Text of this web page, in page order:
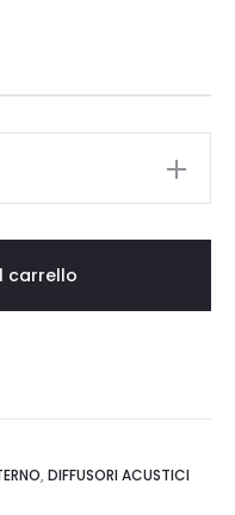
€602,00.
carrello
, DIFFUSORI ACUSTICI